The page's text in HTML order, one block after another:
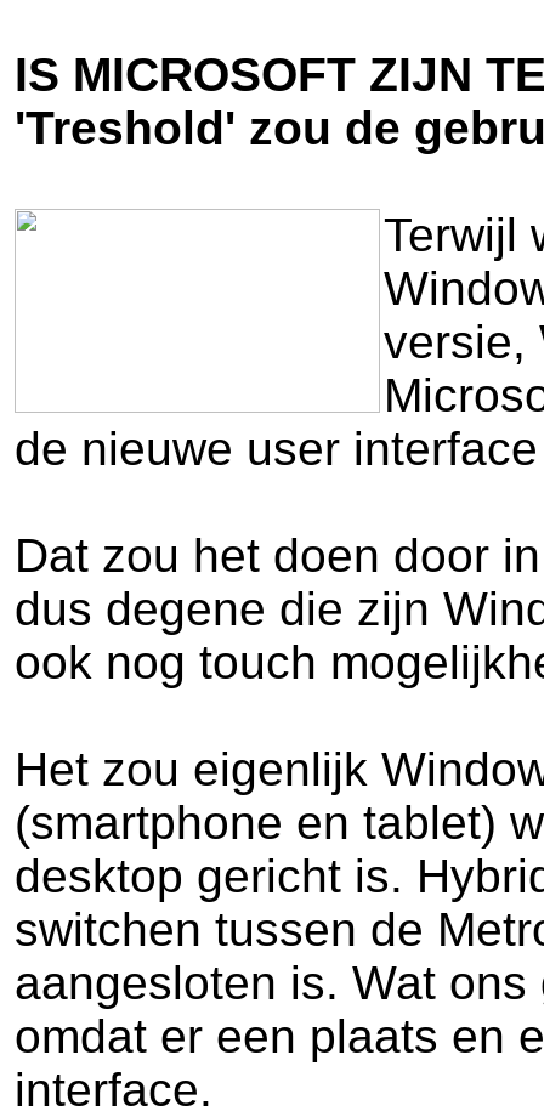
IS MICROSOFT ZIJN
'Treshold' zou de
Terwijl
versie,
de nieuwe user
Dat zou het doen door
dus degene die zijn
ook nog touch
Het zou eigenlijk
(smartphone en tablet)
desktop gericht is.
switchen tussen de
aangesloten is. Wat
omdat er een plaats en
interface.